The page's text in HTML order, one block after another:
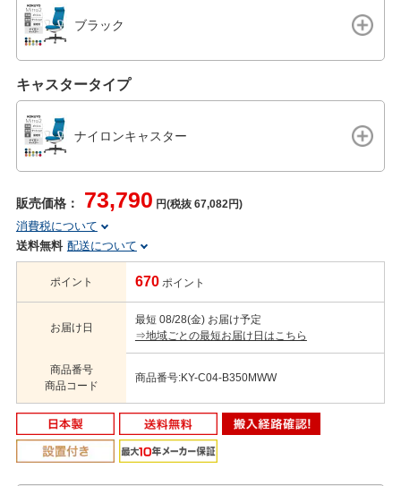
ブラック
キャスタータイプ
ナイロンキャスター
販売価格： 73,790 円(税抜 67,082円)
消費税について
送料無料 配送について
ポイント 670 ポイント
お届け日
最短 08/28(金) お届け予定
⇒地域ごとの最短お届け日はこちら
商品番号
商品コード
商品番号:KY-C04-B350MWW